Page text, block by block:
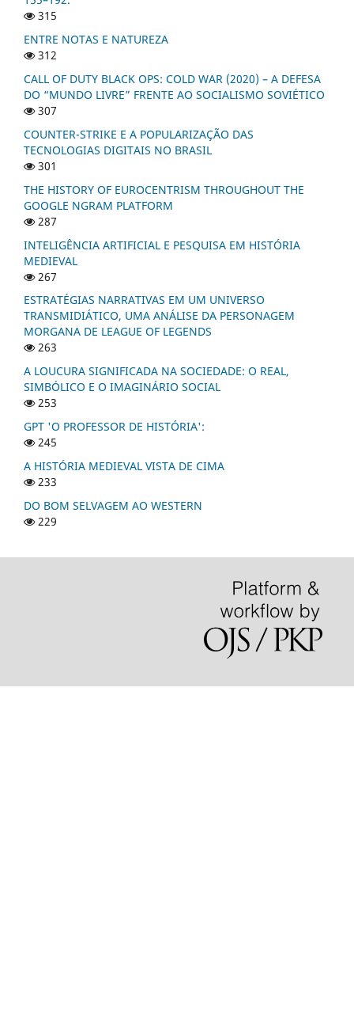
315
ENTRE NOTAS E NATUREZA
312
CALL OF DUTY BLACK OPS: COLD WAR (2020) – A DEFESA
DO “MUNDO LIVRE” FRENTE AO SOCIALISMO SOVIÉTICO
307
COUNTER-STRIKE E A POPULARIZAÇÃO DAS
TECNOLOGIAS DIGITAIS NO BRASIL
301
THE HISTORY OF EUROCENTRISM THROUGHOUT THE
GOOGLE NGRAM PLATFORM
287
INTELIGÊNCIA ARTIFICIAL E PESQUISA EM HISTÓRIA
MEDIEVAL
267
ESTRATÉGIAS NARRATIVAS EM UM UNIVERSO
TRANSMIDIÁTICO, UMA ANÁLISE DA PERSONAGEM
MORGANA DE LEAGUE OF LEGENDS
263
A LOUCURA SIGNIFICADA NA SOCIEDADE: O REAL,
SIMBÓLICO E O IMAGINÁRIO SOCIAL
253
GPT 'O PROFESSOR DE HISTÓRIA':
245
A HISTÓRIA MEDIEVAL VISTA DE CIMA
233
DO BOM SELVAGEM AO WESTERN
229